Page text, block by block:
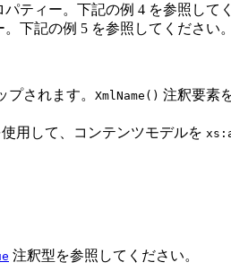
ティー。下記の例 4 を参照して
下記の例 5 を参照してください。
されます。 XmlName() 注釈要素
用して、コンテンツモデルを
注釈型を参照してください。